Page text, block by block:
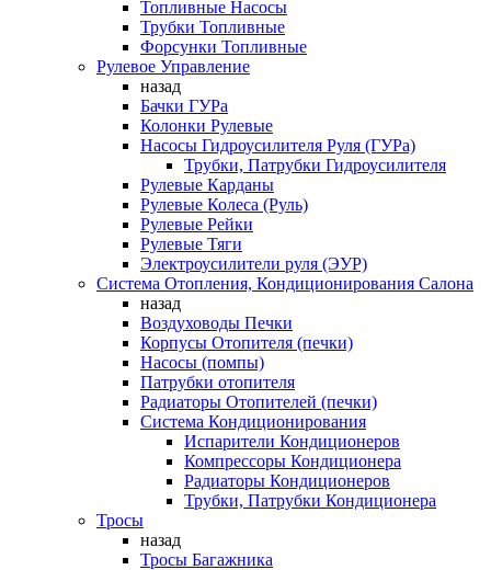
Топливные Насосы
Трубки Топливные
Форсунки Топливные
Рулевое Управление
назад
Бачки ГУРа
Колонки Рулевые
Насосы Гидроусилителя Руля (ГУРа)
Трубки, Патрубки Гидроусилителя
Рулевые Карданы
Рулевые Колеса (Руль)
Рулевые Рейки
Рулевые Тяги
Электроусилители руля (ЭУР)
Система Отопления, Кондиционирования Салона
назад
Воздуховоды Печки
Корпусы Отопителя (печки)
Насосы (помпы)
Патрубки отопителя
Радиаторы Отопителей (печки)
Система Кондиционирования
Испарители Кондиционеров
Компрессоры Кондиционера
Радиаторы Кондиционеров
Трубки, Патрубки Кондиционера
Тросы
назад
Тросы Багажника